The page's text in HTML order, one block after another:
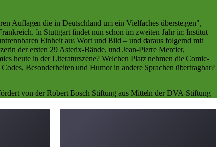
Auflagen die in Deutschland um ein Vielfaches übersteigen",
In Stuttgart findet nun schon im zweiten Jahr im Institut
Einheit aus Wort und Bild – und daraus folgernd mit
der ersten 29 Asterix-Bände, und Jean-Pierre Mercier,
heute in der Literaturszene? Welchen Platz nehmen die Comic-
Besonderheiten und Humor in andere Sprachen übertragbar?
von der Robert Bosch Stiftung aus Mitteln der DVA-Stiftung